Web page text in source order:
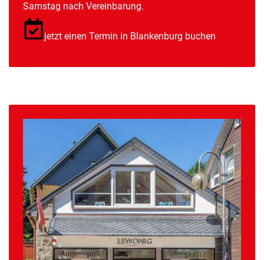
Samstag nach Vereinbarung.
jetzt einen Termin in Blankenburg buchen